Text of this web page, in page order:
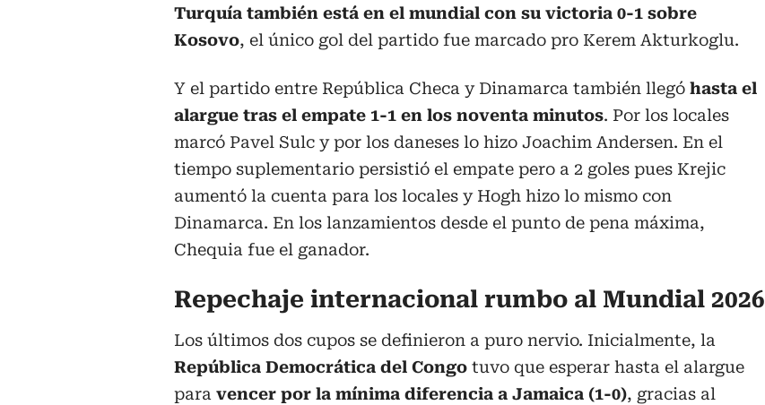
Turquía también está en el mundial con su victoria 0-1 sobre
Kosovo, el único gol del partido fue marcado pro Kerem Akturkoglu.
Y el partido entre República Checa y Dinamarca también llegó hasta el
alargue tras el empate 1-1 en los noventa minutos. Por los locales
marcó Pavel Sulc y por los daneses lo hizo Joachim Andersen. En el
tiempo suplementario persistió el empate pero a 2 goles pues Krejic
aumentó la cuenta para los locales y Hogh hizo lo mismo con
Dinamarca. En los lanzamientos desde el punto de pena máxima,
Chequia fue el ganador.
Repechaje internacional rumbo al Mundial 2026
Los últimos dos cupos se definieron a puro nervio. Inicialmente, la
República Democrática del Congo tuvo que esperar hasta el alargue
para vencer por la mínima diferencia a Jamaica (1-0), gracias al